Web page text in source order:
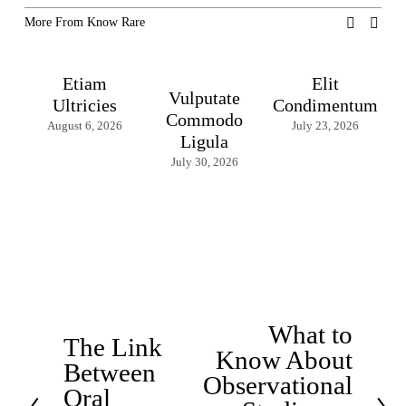
More From Know Rare
Etiam
Ultricies
August 6, 2026
Vulputate
Commodo
Ligula
July 30, 2026
Elit
Condimentum
July 23, 2026
P
e
The Link
Between
Oral
x
What to
Know About
Observational